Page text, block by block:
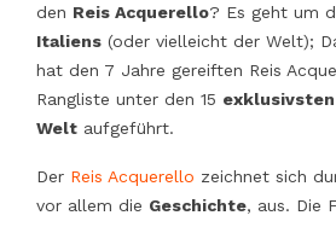
den Reis Acquerello? Es geht um
Italiens (oder vielleicht der Welt);
hat den 7 Jahre gereiften Reis
Rangliste unter den 15
Welt aufgeführt.
Der Reis Acquerello zeichnet sich
vor allem die Geschichte, aus. Die